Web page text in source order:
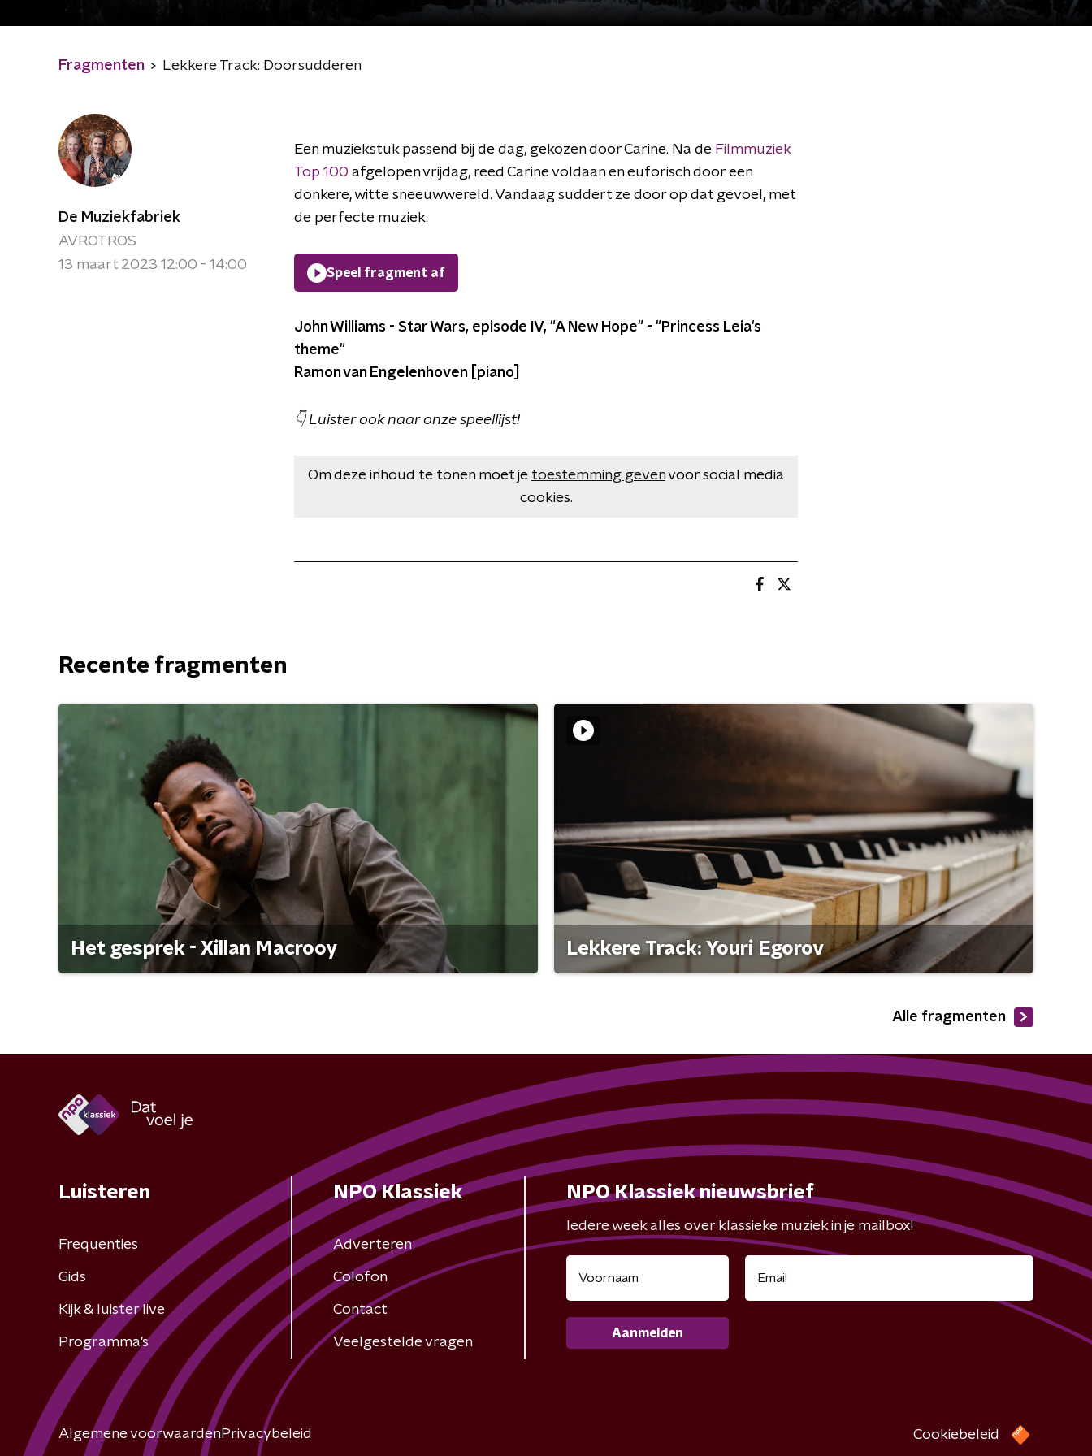
Fragmenten Lekkere Track: Doorsudderen
De Muziekfabriek
AVROTROS
13 maart 2023 12:00 - 14:00
Een muziekstuk passend bij de dag, gekozen door Carine. Na de Filmmuziek
Top 100 afgelopen vrijdag, reed Carine voldaan en euforisch door een
donkere, witte sneeuwwereld. Vandaag suddert ze door op dat gevoel, met
de perfecte muziek.
Speel fragment af
John Williams - Star Wars, episode IV, "A New Hope" - "Princess Leia's
theme"
Ramon van Engelenhoven [piano]
👇 Luister ook naar onze speellijst!
Om deze inhoud te tonen moet je toestemming gevenvoor social media
cookies.
Recente fragmenten
Het gesprek - Xillan Macrooy Lekkere Track: Youri Egorov
Alle fragmenten
Luisteren
Frequenties
Gids
Kijk & luister live
Programma's
NPO Klassiek
Adverteren
Colofon
Contact
Veelgestelde vragen
NPO Klassiek nieuwsbrief
Iedere week alles over klassieke muziek in je mailbox!
Aanmelden
Algemene voorwaardenPrivacybeleid Cookiebeleid